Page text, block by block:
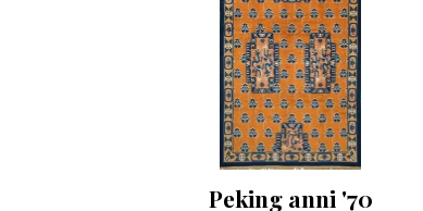
Peking anni '70